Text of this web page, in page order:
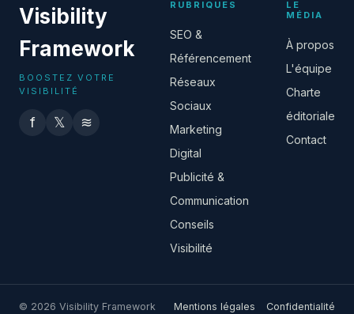
Visibility
Framework
BOOSTEZ VOTRE
VISIBILITÉ
f 𝕏 ≋
RUBRIQUES
SEO &
Référencement
Réseaux
Sociaux
Marketing
Digital
Publicité &
Communication
Conseils
Visibilité
LE
MÉDIA
À propos
L'équipe
Charte
éditoriale
Contact
© 2026 Visibility Framework Mentions légales Confidentialité